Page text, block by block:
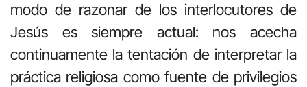
modo de razonar de los interlocutores de
Jesús es siempre actual: nos acecha
continuamente la tentación de interpretar la
práctica religiosa como fuente de privilegios